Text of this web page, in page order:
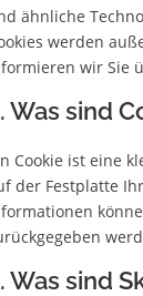
ähnliche
werden
wir Sie
Was sind
Cookie ist eine
der Festplatte
Was sind